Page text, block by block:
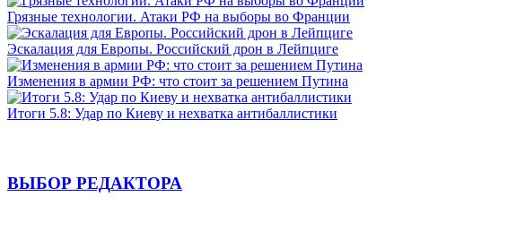
Грязные технологии. Атаки РФ на выборы во Франции
Эскалация для Европы. Российский дрон в Лейпциге
Изменения в армии РФ: что стоит за решением Путина
Итоги 5.8: Удар по Киеву и нехватка антибаллистики
ВЫБОР РЕДАКТОРА